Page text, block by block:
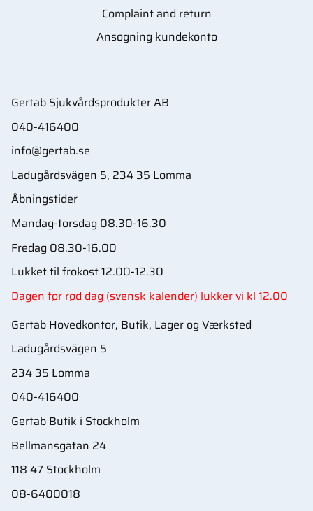
Complaint and return
Ansøgning kundekonto
Gertab Sjukvårdsprodukter AB
040-416400
info@gertab.se
Ladugårdsvägen 5, 234 35 Lomma
Åbningstider
Mandag-torsdag 08.30-16.30
Fredag 08.30-16.00
Lukket til frokost 12.00-12.30
Dagen før rød dag (svensk kalender) lukker vi kl 12.00
Gertab Hovedkontor, Butik, Lager og Værksted
Ladugårdsvägen 5
234 35 Lomma
040-416400
Gertab Butik i Stockholm
Bellmansgatan 24
118 47 Stockholm
08-6400018